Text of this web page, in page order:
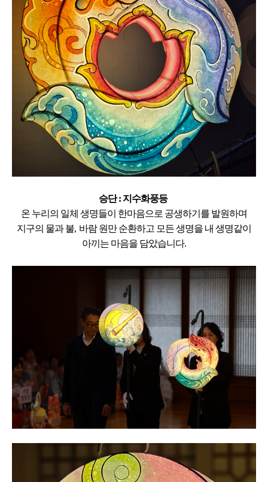
승단 : 지수화풍등
온 누리의 일체 생명들이 한마음으로 공생하기를 발원하며
지구의 물과 불, 바람 원만 순환하고 모든 생명을 내 생명같이
아끼는 마음을 담았습니다.